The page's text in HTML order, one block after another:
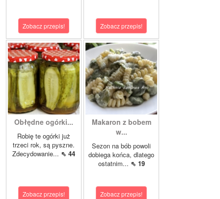
Zobacz przepis! Zobacz przepis!
Obłędne ogórki...
Robię te ogórki już
trzeci rok, są pyszne.
Zdecydowanie... ⇖ 44
Zobacz przepis!
Makaron z bobem
w...
Sezon na bób powoli
dobiega końca, dlatego
ostatnim... ⇖ 19
Zobacz przepis!